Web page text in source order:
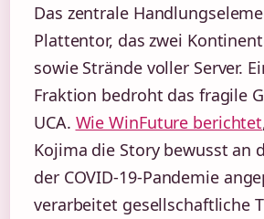
Das zentrale
Plattentor, das zwei
sowie Strände voller Server.
Fraktion bedroht das fragile
UCA. Wie WinFuture berichtet
Kojima die Story bewusst an
der COVID-19-Pandemie
verarbeitet gesellschaftliche